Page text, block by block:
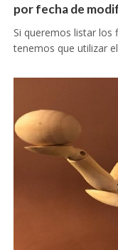
por fecha de
Si queremos listar
tenemos que utilizar